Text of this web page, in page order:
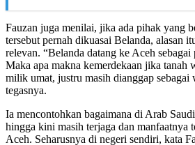
Fauzan juga menilai, jika ada pihak yang
tersebut pernah dikuasai Belanda, alasan
relevan. “Belanda datang ke Aceh sebagai
Maka apa makna kemerdekaan jika tanah
milik umat, justru masih dianggap sebagai
tegasnya.
Ia mencontohkan bagaimana di Arab
hingga kini masih terjaga dan manfaatnya
Aceh. Seharusnya di negeri sendiri, kata